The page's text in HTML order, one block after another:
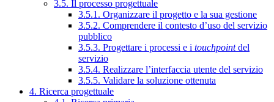
3.5. Il processo progettuale
3.5.1. Organizzare il progetto e la sua gestione
3.5.2. Comprendere il contesto d’uso del servizio
pubblico
3.5.3. Progettare i processi e i touchpointdel
servizio
3.5.4. Realizzare l’interfaccia utente del servizio
3.5.5. Validare la soluzione ottenuta
4. Ricerca progettuale